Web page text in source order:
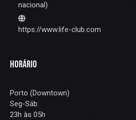
nacional)
https://www.life-club.com
HORÁRIO
Porto (Downtown)
Seg-Sáb:
23h às 05h